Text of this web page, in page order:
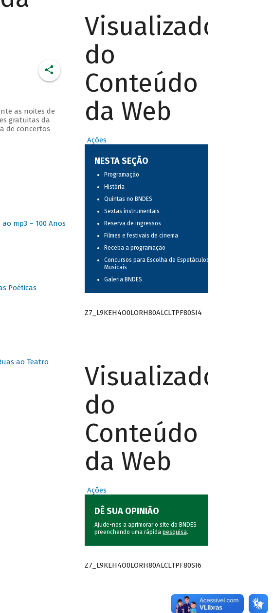
as noites de
gratuitas da
de concertos
ao mp3 – 100 Anos
Poéticas
ao Teatro
Visualizador
do
Conteúdo
da Web
Ações
NESTA SEÇÃO
Programação
História
Quintas no BNDES
Sextas instrumentais
Reserva de ingressos
Filmes e festivais de cinema
Receba a programação
Concursos para Escolha de Espetáculos
Musicais
Galeria BNDES
Z7_L9KEH4O0LORH80ALCLTPF80SI4
Visualizador
do
Conteúdo
da Web
Ações
DÊ SUA OPINIÃO
Ajude-nos a aprimorar o site do BNDES
preenchendo uma rápida pesquisa.
Z7_L9KEH4O0LORH80ALCLTPF80SI6